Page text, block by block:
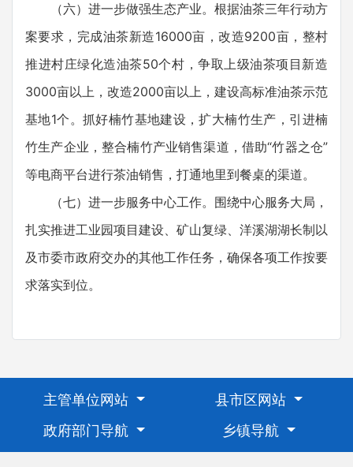
（六）进一步做强生态产业。根据油茶三年行动方
案要求，完成油茶新造16000亩，改造9200亩，整村
推进村庄绿化造油茶50个村，争取上级油茶项目新造
3000亩以上，改造2000亩以上，建设高标准油茶示范
基地1个。抓好楠竹基地建设，扩大楠竹生产，引进楠
竹生产企业，整合楠竹产业销售渠道，借助“竹器之仓”
等电商平台进行茶油销售，打通地里到餐桌的渠道。
（七）进一步服务中心工作。围绕中心服务大局，
扎实推进工业园项目建设、矿山复绿、洋溪湖湖长制以
及市委市政府交办的其他工作任务，确保各项工作按要
求落实到位。
主管单位网站
县市区网站
政府部门导航
乡镇导航